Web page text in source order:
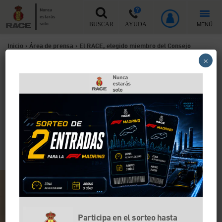
Nunca
estarás
solo
BUSCAR AYUDA MENÚ
Inicio > Área de prensa > El RACE, elegido miembro del Consejo
El RACE, elegido miembro
del Consejo Mundial de la
FIA
El presidente del RACE, Carmelo Sanz, destaca el
reconocimiento a la “importante labor internacional”
Participa en el sorteo hasta
×